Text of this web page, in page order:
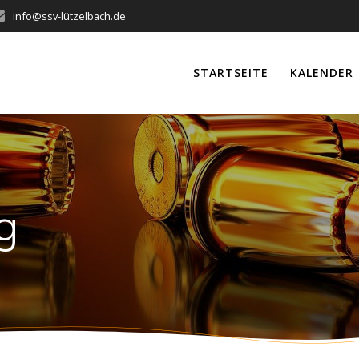
info@ssv-lützelbach.de
STARTSEITE KALENDER